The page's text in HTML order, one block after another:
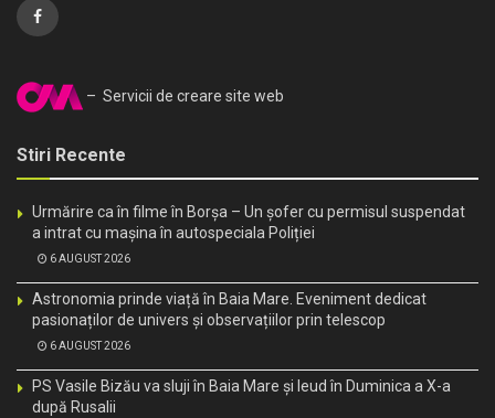
– Servicii de creare site web
Stiri Recente
Urmărire ca în filme în Borșa – Un șofer cu permisul suspendat
a intrat cu mașina în autospeciala Poliției
6 AUGUST 2026
Astronomia prinde viață în Baia Mare. Eveniment dedicat
pasionaților de univers și observațiilor prin telescop
6 AUGUST 2026
PS Vasile Bizău va sluji în Baia Mare și Ieud în Duminica a X-a
după Rusalii